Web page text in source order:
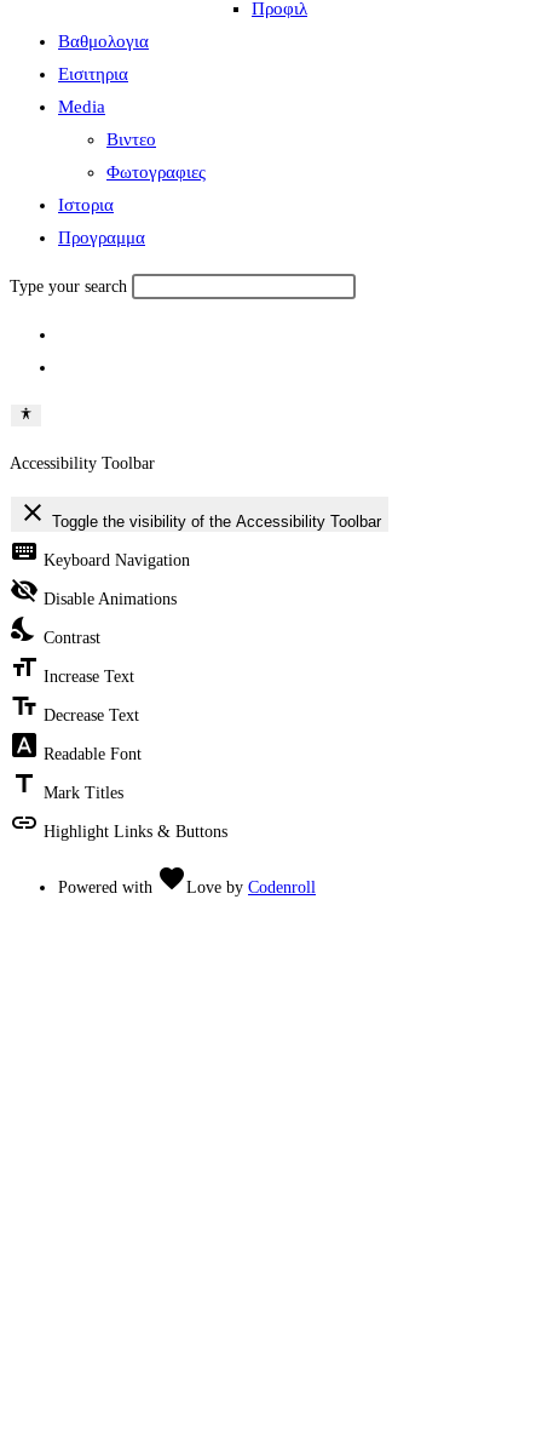
Προφιλ
Βαθμολογια
Εισιτηρια
Media
Βιντεο
Φωτογραφιες
Ιστορια
Πρoγραμμα
Type your search
Accessibility Toolbar
close Toggle the visibility of the Accessibility Toolbar
keyboard Keyboard Navigation
visibility_off Disable Animations
nights_stay Contrast
format_size Increase Text
text_fields Decrease Text
font_download Readable Font
title Mark Titles
link Highlight Links & Buttons
Powered with favoriteLove by Codenroll